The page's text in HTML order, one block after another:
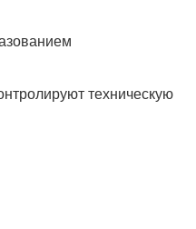
техническую